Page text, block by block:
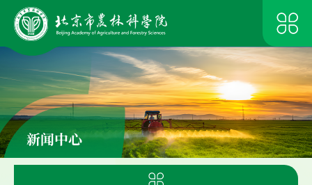
新闻中心